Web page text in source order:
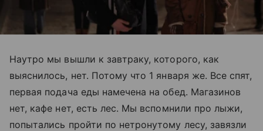
Наутро мы вышли к завтраку, которого, как
выяснилось, нет. Потому что 1 января же. Все спят,
первая подача еды намечена на обед. Магазинов
нет, кафе нет, есть лес. Мы вспомнили про лыжи,
попытались пройти по нетронутому лесу, завязли